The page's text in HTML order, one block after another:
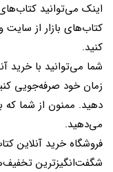
اینک می‌توانید
کتاب‌های بازار از
کنید.
شما می‌توانید با خرید
زمان خود صرفه‌جویی
دهید. ممنون از شما که
می‌دهید.
فروشگاه خرید آنلاین
شگفت‌انگیزترین